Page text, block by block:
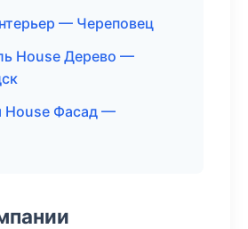
— Череповец
House Дерево —
House Фасад —